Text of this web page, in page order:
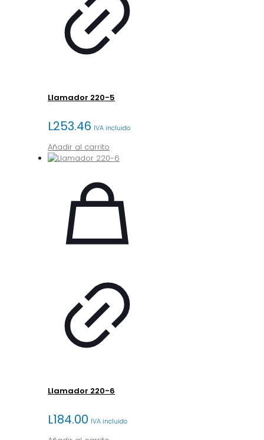
Llamador 220-5
L253.46 IVA incluido
Añadir al carrito
Llamador 220-6
L184.00 IVA incluido